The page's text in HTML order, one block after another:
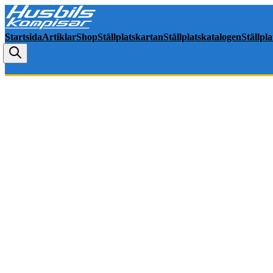
StartsidaArtiklarShopStällplatskartanStällplatskatalogen